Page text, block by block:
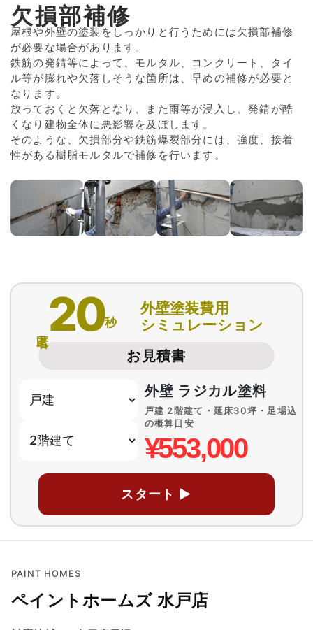
欠損部補修
屋根や外壁の塗装をしっかりと行うためには欠損部補修
が必要な場合があります。
鉄筋の発錆等によって、モルタル、コンクリート、タイ
ル等が膨れや欠落しそうな箇所は、早めの補修が必要と
なります。
放っておくと欠落となり、また雨等が浸入し、発錆が酷
くなり建物全体に悪影響を及ぼします。
そのような、欠損部分や鉄筋爆裂部分には、強度、接着
性がある樹脂モルタルで補修を行います。
20秒
外壁塗装費用
シミュレーション
お見積書
外壁 ラジカル塗料
戸建 2階建て・延床30坪・足場込
の概算目安
¥553,000
スタート ▶
PAINT HOMES
ペイントホームズ 水戸店